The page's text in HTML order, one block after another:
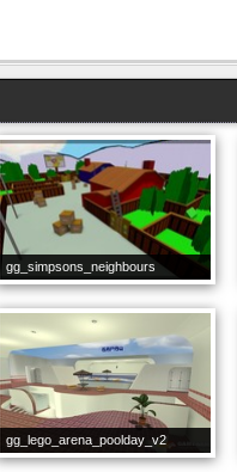
gg_simpsons_neighbours
gg_lego_arena_poolday_v2